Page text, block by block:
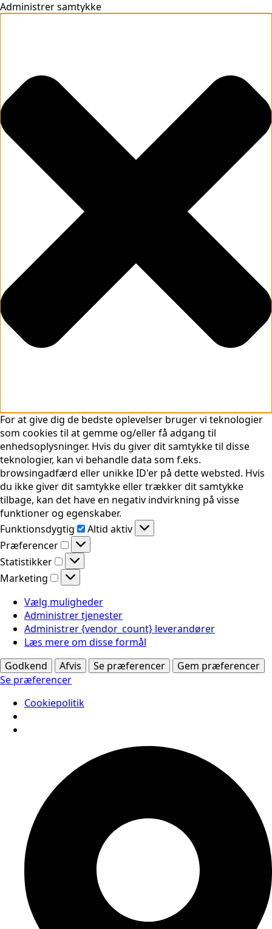
Administrer samtykke
For at give dig de bedste oplevelser bruger vi teknologier
som cookies til at gemme og/eller få adgang til
enhedsoplysninger. Hvis du giver dit samtykke til disse
teknologier, kan vi behandle data som f.eks.
browsingadfærd eller unikke ID'er på dette websted. Hvis
du ikke giver dit samtykke eller trækker dit samtykke
tilbage, kan det have en negativ indvirkning på visse
funktioner og egenskaber.
Funktionsdygtig
Funktionsdygtig
Altid aktiv
Præferencer
Præferencer
Statistikker
Statistikker
Marketing
Marketing
Vælg muligheder
Administrer tjenester
Administrer {vendor_count} leverandører
Læs mere om disse formål
Godkend
Afvis Se præferencer
Gem præferencer
Se præferencer
Cookiepolitik